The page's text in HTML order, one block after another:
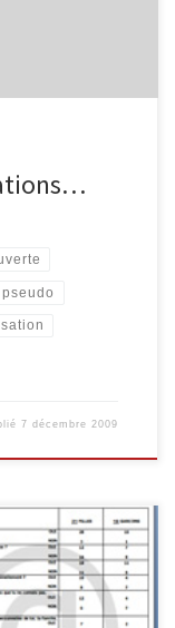
pseudo
7 décembre 2009
été réalisée en